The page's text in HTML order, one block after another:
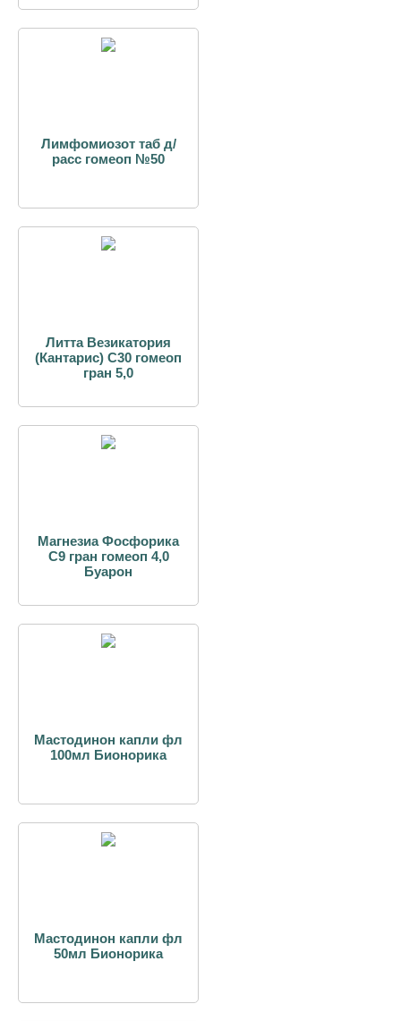
Лимфомиозот таб д/
расс гомеоп №50
Литта Везикатория
(Кантарис) С30 гомеоп
гран 5,0
Магнезиа Фосфорика
С9 гран гомеоп 4,0
Буарон
Мастодинон капли фл
100мл Бионорика
Мастодинон капли фл
50мл Бионорика